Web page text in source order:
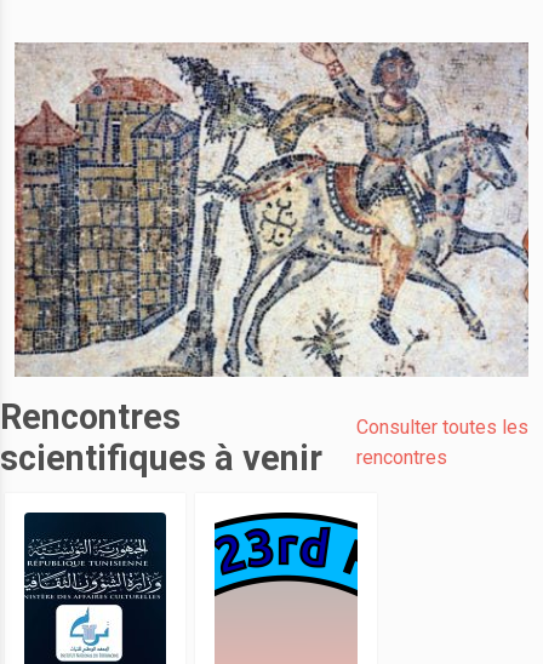
Rencontres
scientifiques à venir
Consulter toutes les
rencontres